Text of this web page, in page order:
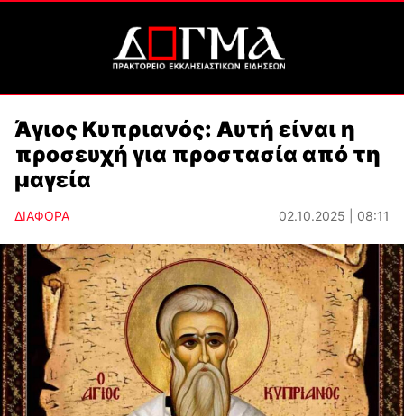
Άγιος Κυπριανός: Αυτή είναι η
προσευχή για προστασία από τη
μαγεία
ΔΙΑΦΟΡΑ 02.10.2025 | 08:11